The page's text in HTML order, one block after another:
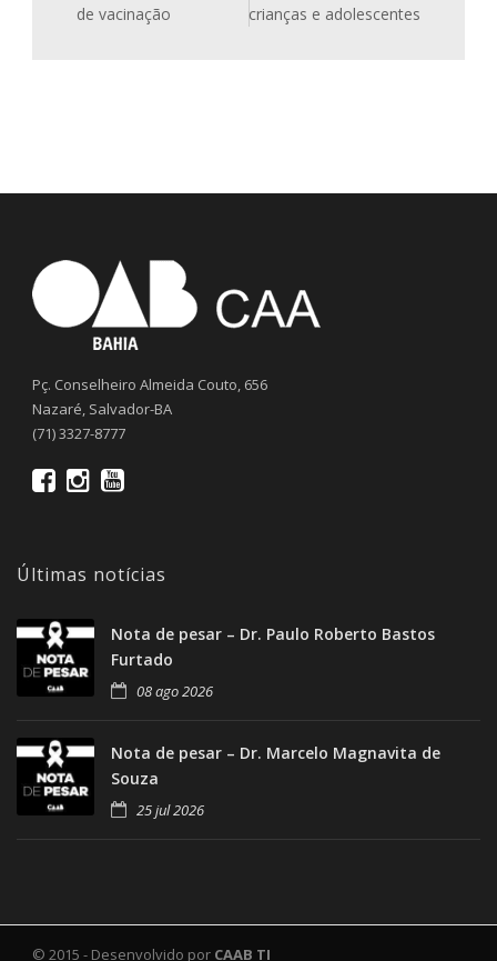
de vacinação
crianças e adolescentes
Pç. Conselheiro Almeida Couto, 656
Nazaré, Salvador-BA
(71) 3327-8777
Últimas notícias
Nota de pesar – Dr. Paulo Roberto Bastos
Furtado
08 ago 2026
Nota de pesar – Dr. Marcelo Magnavita de
Souza
25 jul 2026
© 2015 - Desenvolvido por CAAB TI